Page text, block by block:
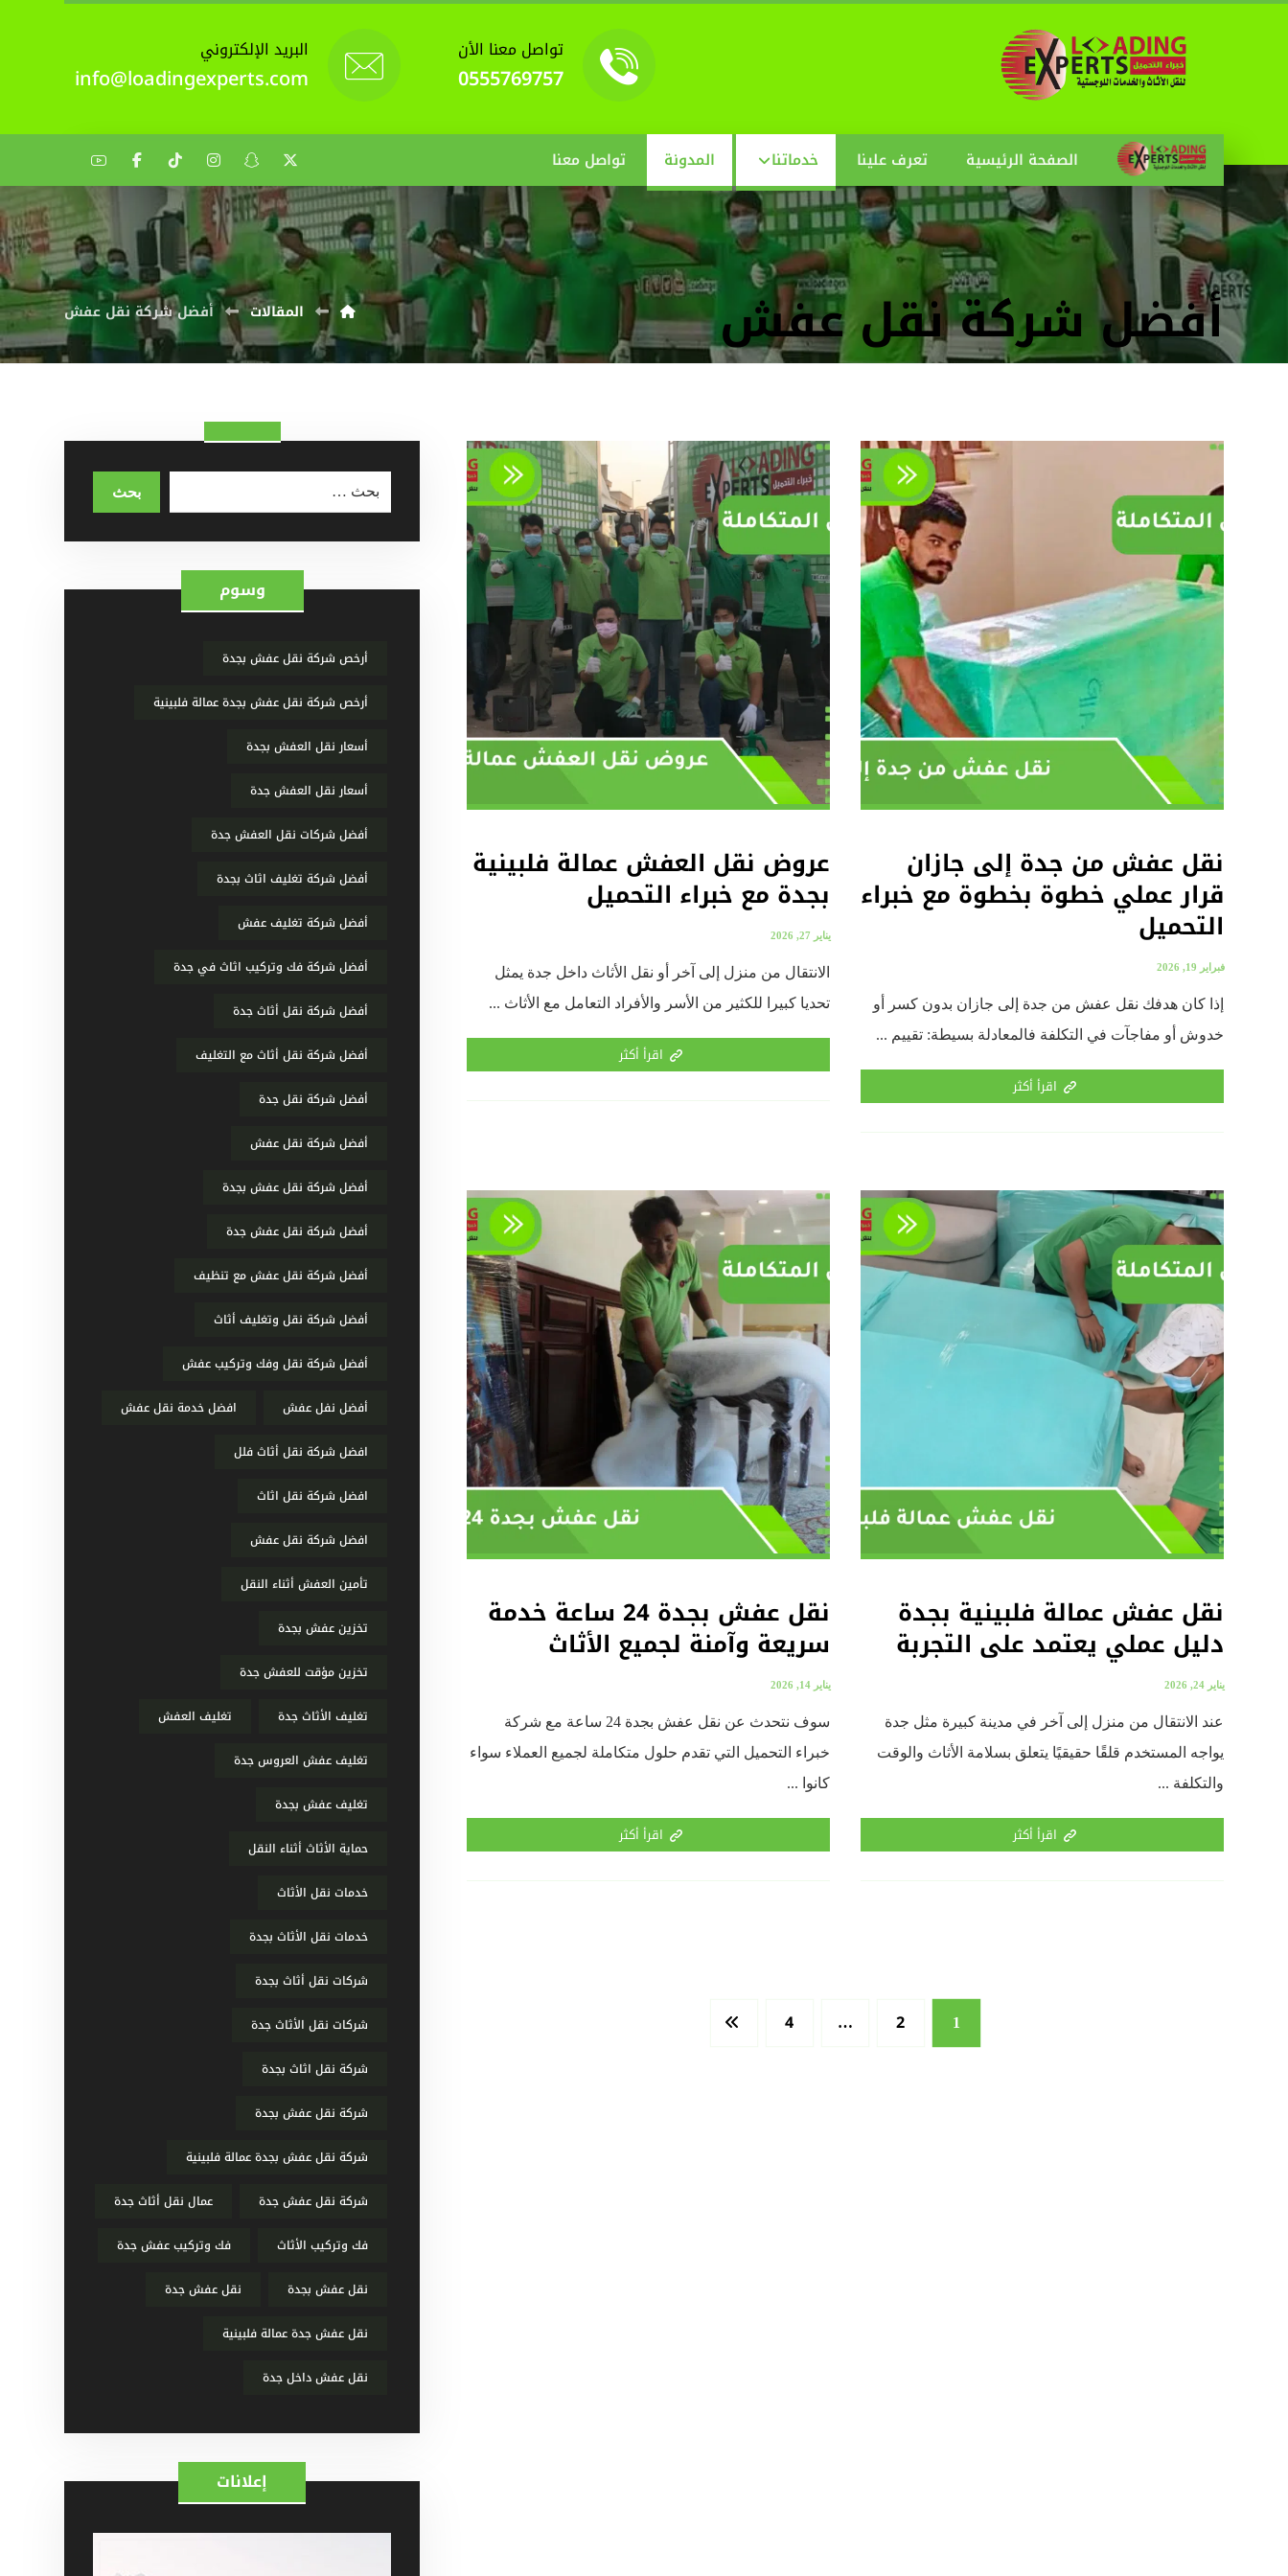
البريد الإلكتروني
info@loadingexperts.com
تواصل معنا الأن
0555769757
الصفحة الرئيسية تعرف علينا خدماتنا المدونة تواصل معنا
أفضل شركة نقل عفش المقالات أفضل شركة نقل عفش
نقل عفش من جدة إلى جازان
قرار عملي خطوة بخطوة مع خبراء
التحميل
فبراير 19, 2026
إذا كان هدفك نقل عفش من جدة إلى جازان بدون كسر أو
خدوش أو مفاجآت في التكلفة فالمعادلة بسيطة: تقييم ...
اقرأ أكثر
عروض نقل العفش عمالة فلبينية
بجدة مع خبراء التحميل
يناير 27, 2026
الانتقال من منزل إلى آخر أو نقل الأثاث داخل جدة يمثل
تحديا كبيرا للكثير من الأسر والأفراد التعامل مع الأثاث ...
اقرأ أكثر
نقل عفش عمالة فلبينية بجدة
دليل عملي يعتمد على التجربة
يناير 24, 2026
عند الانتقال من منزل إلى آخر في مدينة كبيرة مثل جدة
يواجه المستخدم قلقًا حقيقيًا يتعلق بسلامة الأثاث والوقت
والتكلفة ...
اقرأ أكثر
نقل عفش بجدة 24 ساعة خدمة
سريعة وآمنة لجميع الأثاث
يناير 14, 2026
سوف نتحدث عن نقل عفش بجدة 24 ساعة مع شركة
خبراء التحميل التي تقدم حلول متكاملة لجميع العملاء سواء
كانوا ...
اقرأ أكثر
1
2
…
4
وسوم
أرخص شركة نقل عفش بجدة
أرخص شركة نقل عفش بجدة عمالة فلبينية
أسعار نقل العفش بجدة
أسعار نقل العفش جدة
أفضل شركات نقل العفش جدة
أفضل شركة تغليف اثاث بجدة
أفضل شركة تغليف عفش
أفضل شركة فك وتركيب اثاث في جدة
أفضل شركة نقل أثاث جدة
أفضل شركة نقل أثاث مع التغليف
أفضل شركة نقل جدة
أفضل شركة نقل عفش
أفضل شركة نقل عفش بجدة
أفضل شركة نقل عفش جدة
أفضل شركة نقل عفش مع تنظيف
أفضل شركة نقل وتغليف أثاث
أفضل شركة نقل وفك وتركيب عفش
أفضل نفل عفش افضل خدمة نقل عفش
افضل شركة نقل أثاث فلل
افضل شركة نقل اثاث
افضل شركة نقل عفش
تأمين العفش أثناء النقل
تخزين عفش بجدة
تخزين مؤقت للعفش جدة
تغليف الأثاث جدة تغليف العفش
تغليف عفش العروس جدة
تغليف عفش بجدة
حماية الأثاث أثناء النقل
خدمات نقل الأثاث
خدمات نقل الأثاث بجدة
شركات نقل أثاث بجدة
شركات نقل الأثاث جدة
شركة نقل اثاث بجدة
شركة نقل عفش بجدة
شركة نقل عفش بجدة عمالة فلبينية
شركة نقل عفش جدة عمال نقل أثاث جدة
فك وتركيب الأثاث فك وتركيب عفش جدة
نقل عفش بجدة نقل عفش جدة
نقل عفش جدة عمالة فلبينية
نقل عفش داخل جدة
إعلانات